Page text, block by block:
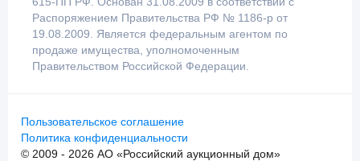
Распоряжением Правительства РФ № 1186-р от
19.08.2009. Является федеральным агентом по
продаже имущества, уполномоченным
Правительством Российской Федерации.
Пользовательское соглашение
Политика конфиденциальности
© 2009 - 2026 АО «Российский аукционный дом»